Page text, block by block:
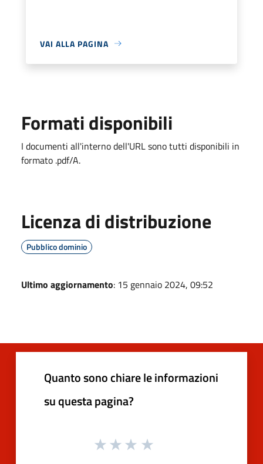
VAI ALLA PAGINA
Formati disponibili
I documenti all'interno dell'URL sono tutti disponibili in
formato .pdf/A.
Licenza di distribuzione
Pubblico dominio
Ultimo aggiornamento: 15 gennaio 2024, 09:52
Quanto sono chiare le informazioni
su questa pagina?